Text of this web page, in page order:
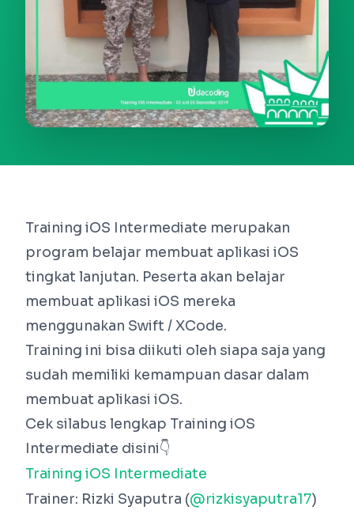
Training iOS Intermediate merupakan
program belajar membuat aplikasi iOS
tingkat lanjutan. Peserta akan belajar
membuat aplikasi iOS mereka
menggunakan Swift / XCode.
Training ini bisa diikuti oleh siapa saja yang
sudah memiliki kemampuan dasar dalam
membuat aplikasi iOS.
Cek silabus lengkap Training iOS
Intermediate disini👇
Training iOS Intermediate
Trainer: Rizki Syaputra (@rizkisyaputra17)